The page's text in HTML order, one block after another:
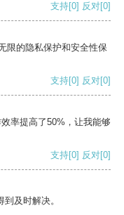
支持[0] 反对[0]
限的隐私保护和安全性保
支持[0] 反对[0]
率提高了50%，让我能够
支持[0] 反对[0]
及时解决。